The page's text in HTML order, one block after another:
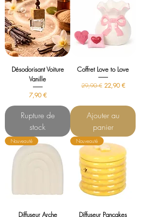
Désodorisant Voiture
Vanille
Prix
7,90 €
Rupture de
stock
Coffret Love to Love
Prix original
29,90 € Prix promotionnel
22,90 €
Ajouter au
panier
Nouveauté
Diffuseur Arche
Nouveauté
Diffuseur Pancakes